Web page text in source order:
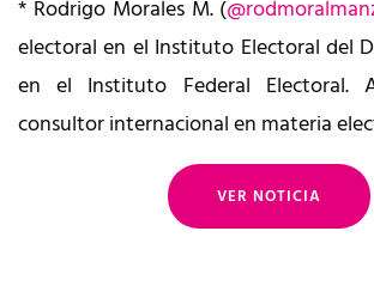
* Rodrigo Morales M. (
electoral en el Instituto Electoral del
en el Instituto Federal Electoral.
consultor internacional en materia
VER NOTICIA